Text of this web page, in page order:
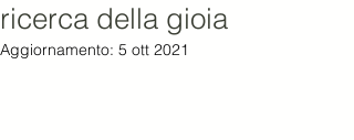
ricerca della gioia
Aggiornamento: 5 ott 2021